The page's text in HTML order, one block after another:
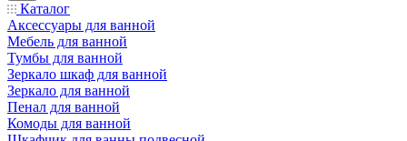
Каталог
Аксессуары для ванной
Мебель для ванной
Тумбы для ванной
Зеркало шкаф для ванной
Зеркало для ванной
Пенал для ванной
Комоды для ванной